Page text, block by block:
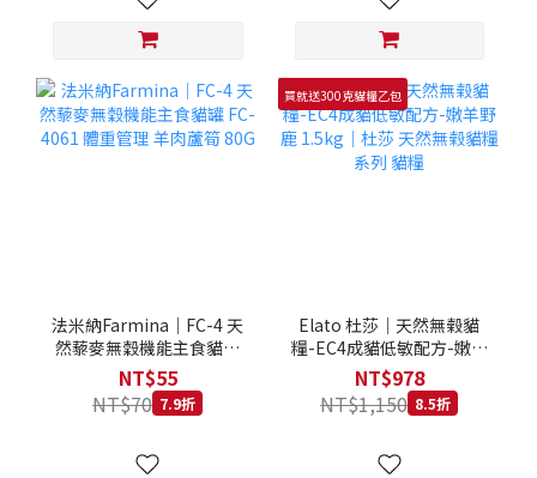
法米納Farmina｜FC-4 天
然藜麥無穀機能主食貓罐
FC-4061 體重管理 羊肉蘆
筍 80G
NT$55
NT$70 7.9折
買就送300克貓糧乙包
Elato 杜莎｜天然無榖貓
糧-EC4成貓低敏配方-嫩羊
野鹿 1.5kg｜杜莎 天然無
榖貓糧系列 貓糧
NT$978
NT$1,150 8.5折